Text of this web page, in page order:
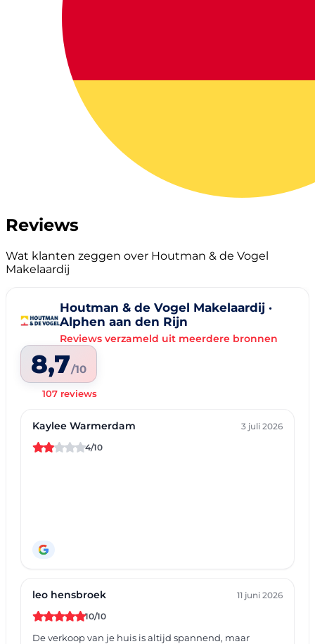
Reviews
Wat klanten zeggen over Houtman & de Vogel
Makelaardij